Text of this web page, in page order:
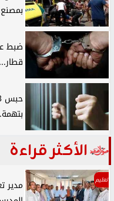
قطار...
الأكثر قراءة
تعليم
مدير